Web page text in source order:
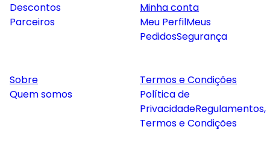
Descontos
Parceiros
Minha conta
Meu PerfilMeus
PedidosSegurança
Sobre
Quem somos
Termos e Condições
Política de
PrivacidadeRegulamentos,
Termos e Condições